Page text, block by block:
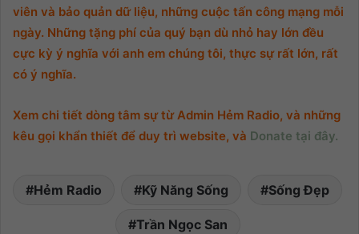
viên và bảo quản dữ liệu, những cuộc tấn công mạng mỗi
ngày. Những tặng phí của quý bạn dù nhỏ hay lớn đều
cực kỳ ý nghĩa với anh em chúng tôi, thực sự rất lớn, rất
có ý nghĩa.
Xem chi tiết dòng tâm sự từ Admin Hẻm Radio, và những
kêu gọi khẩn thiết để duy trì website, và Donate tại đây.
Hẻm Radio Kỹ Năng Sống Sống Đẹp
Trần Ngọc San